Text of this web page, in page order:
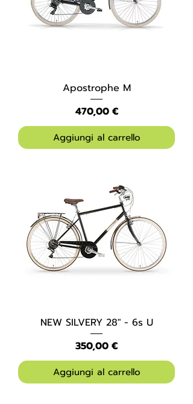
Apostrophe M
Prezzo
470,00 €
Aggiungi al carrello
NEW SILVERY 28" - 6s U
Prezzo
350,00 €
Aggiungi al carrello